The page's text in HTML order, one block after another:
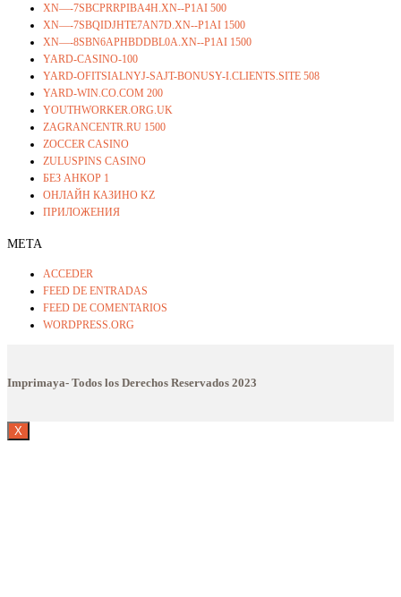
XN—-7SBCPRRPIBA4H.XN--P1AI 500
XN—-7SBQIDJHTE7AN7D.XN--P1AI 1500
XN—-8SBN6APHBDDBL0A.XN--P1AI 1500
YARD-CASINO-100
YARD-OFITSIALNYJ-SAJT-BONUSY-I.CLIENTS.SITE 508
YARD-WIN.CO.COM 200
YOUTHWORKER.ORG.UK
ZAGRANCENTR.RU 1500
ZOCCER CASINO
ZULUSPINS CASINO
БЕЗ АНКОР 1
ОНЛАЙН КАЗИНО KZ
ПРИЛОЖЕНИЯ
META
ACCEDER
FEED DE ENTRADAS
FEED DE COMENTARIOS
WORDPRESS.ORG
Imprimaya- Todos los Derechos Reservados 2023
X